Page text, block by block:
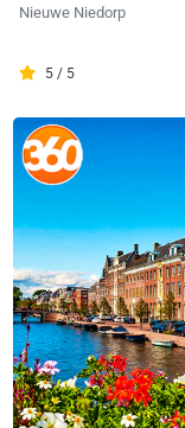
Nieuwe Niedorp
5 / 5